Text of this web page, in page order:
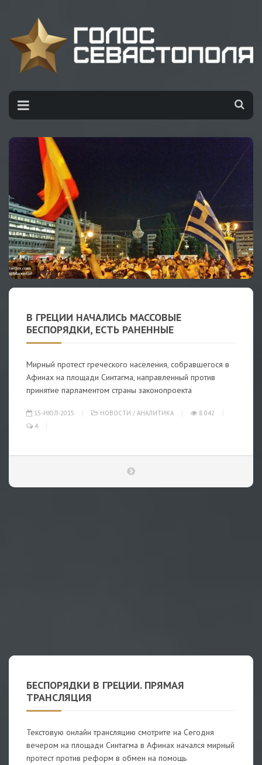
В ГРЕЦИИ НАЧАЛИСЬ МАССОВЫЕ
БЕСПОРЯДКИ, ЕСТЬ РАНЕННЫЕ
Мирный протест греческого населения, собравшегося в
Афинах на площади Синтагма, направленный против
принятие парламентом страны законопроекта
15-ИЮЛ-2015 НОВОСТИ / АНАЛИТИКА
8 042
4
БЕСПОРЯДКИ В ГРЕЦИИ. ПРЯМАЯ
ТРАНСЛЯЦИЯ
Текстовую онлайн трансляцию смотрите на Сегодня
вечером на площади Синтагма в Афинах начался мирный
протест против реформ в обмен на помощь